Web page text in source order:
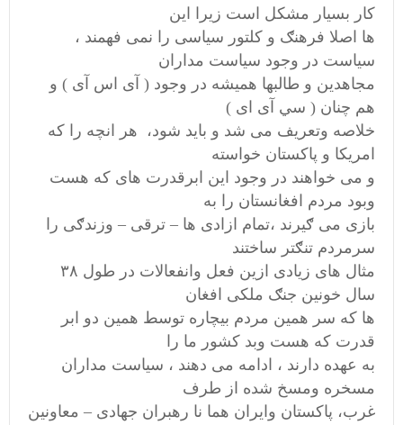
کار بسیار مشکل است زیرا این
ها اصلا فرهنګ و کلتور سیاسی را نمی فهمند ،
سیاست در وجود سیاست مداران
مجاهدین و طالبها همیشه در وجود ( آی اس آی ) و
هم چنان ( سي آی ای )
خلاصه وتعریف می شد و باید شود، هر انچه را که
امریکا و پاکستان خواسته
و می خواهند در وجود این ابرقدرت های که هست
وبود مردم افغانستان را به
بازی می ګیرند ،تمام ازادی ها – ترقی – وزندګی را
سرمردم تنګتر ساختند
مثال های زیادی ازین فعل وانفعالات در طول ۳۸
سال خونین جنګ ملکی افغان
ها که سر همین مردم بیچاره توسط همین دو ابر
قدرت که هست وبد کشور ما را
به عهده دارند ، ادامه می دهند ، سیاست مداران
مسخره ومسخ شده از طرف
غرب، پاکستان وایران هما نا رهبران جهادی – معاونین